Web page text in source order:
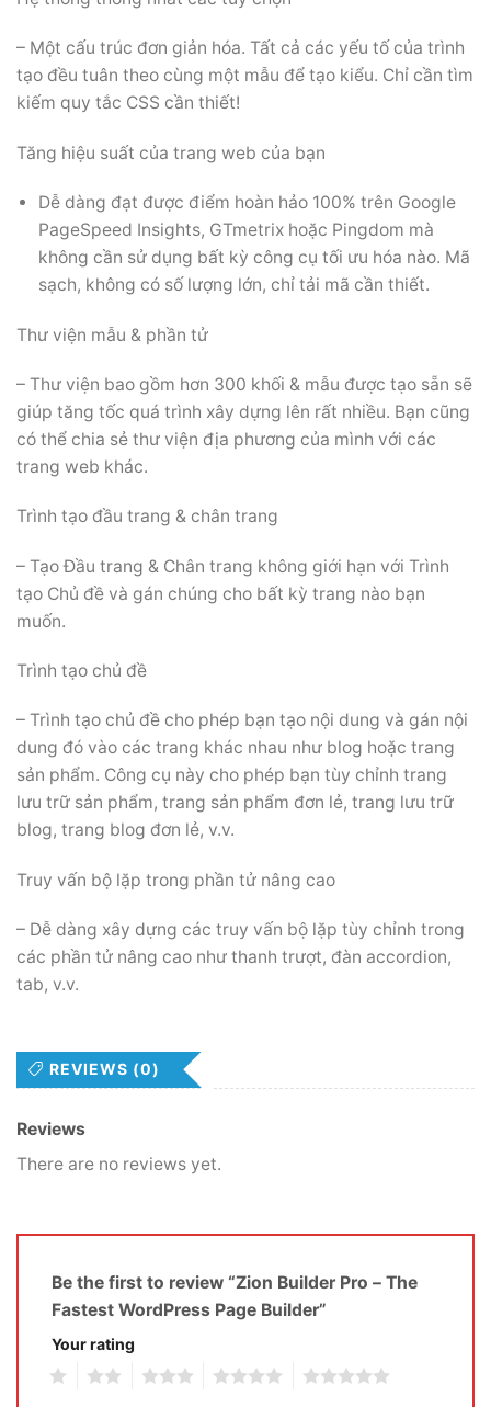
– Một cấu trúc đơn giản hóa. Tất cả các yếu tố của trình
tạo đều tuân theo cùng một mẫu để tạo kiểu. Chỉ cần tìm
kiếm quy tắc CSS cần thiết!
Tăng hiệu suất của trang web của bạn
Dễ dàng đạt được điểm hoàn hảo 100% trên Google
PageSpeed ​​Insights, GTmetrix hoặc Pingdom mà
không cần sử dụng bất kỳ công cụ tối ưu hóa nào. Mã
sạch, không có số lượng lớn, chỉ tải mã cần thiết.
Thư viện mẫu & phần tử
– Thư viện bao gồm hơn 300 khối & mẫu được tạo sẵn sẽ
giúp tăng tốc quá trình xây dựng lên rất nhiều. Bạn cũng
có thể chia sẻ thư viện địa phương của mình với các
trang web khác.
Trình tạo đầu trang & chân trang
– Tạo Đầu trang & Chân trang không giới hạn với Trình
tạo Chủ đề và gán chúng cho bất kỳ trang nào bạn
muốn.
Trình tạo chủ đề
– Trình tạo chủ đề cho phép bạn tạo nội dung và gán nội
dung đó vào các trang khác nhau như blog hoặc trang
sản phẩm. Công cụ này cho phép bạn tùy chỉnh trang
lưu trữ sản phẩm, trang sản phẩm đơn lẻ, trang lưu trữ
blog, trang blog đơn lẻ, v.v.
Truy vấn bộ lặp trong phần tử nâng cao
– Dễ dàng xây dựng các truy vấn bộ lặp tùy chỉnh trong
các phần tử nâng cao như thanh trượt, đàn accordion,
tab, v.v.
REVIEWS (0)
Reviews
There are no reviews yet.
Be the first to review “Zion Builder Pro – The
Fastest WordPress Page Builder”
Your rating